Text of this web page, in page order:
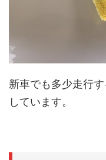
新車でも多少走行
しています。